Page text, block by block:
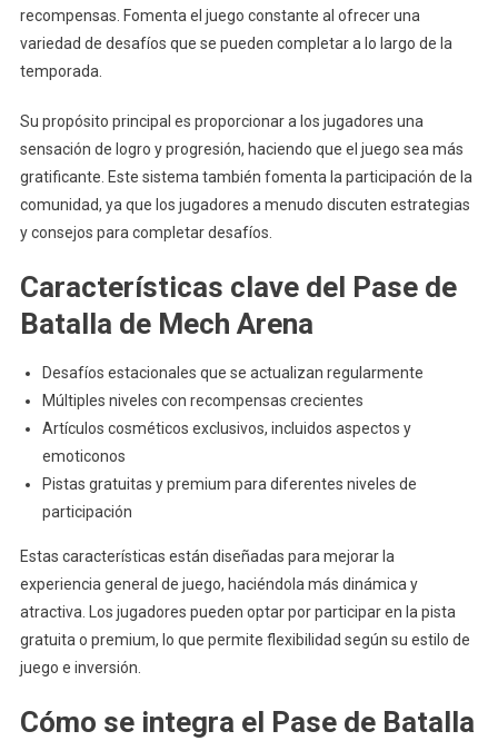
recompensas. Fomenta el juego constante al ofrecer una
variedad de desafíos que se pueden completar a lo largo de la
temporada.
Su propósito principal es proporcionar a los jugadores una
sensación de logro y progresión, haciendo que el juego sea más
gratificante. Este sistema también fomenta la participación de la
comunidad, ya que los jugadores a menudo discuten estrategias
y consejos para completar desafíos.
Características clave del Pase de
Batalla de Mech Arena
Desafíos estacionales que se actualizan regularmente
Múltiples niveles con recompensas crecientes
Artículos cosméticos exclusivos, incluidos aspectos y
emoticonos
Pistas gratuitas y premium para diferentes niveles de
participación
Estas características están diseñadas para mejorar la
experiencia general de juego, haciéndola más dinámica y
atractiva. Los jugadores pueden optar por participar en la pista
gratuita o premium, lo que permite flexibilidad según su estilo de
juego e inversión.
Cómo se integra el Pase de Batalla